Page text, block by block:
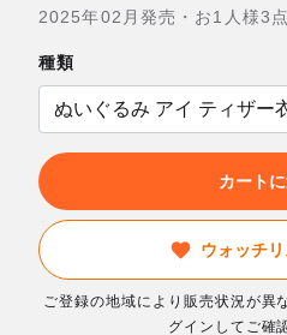
2025年02月発売・お1人様3
種類
カート
ウォッチ
ご登録の地域により販売状況が異
グインしてご確